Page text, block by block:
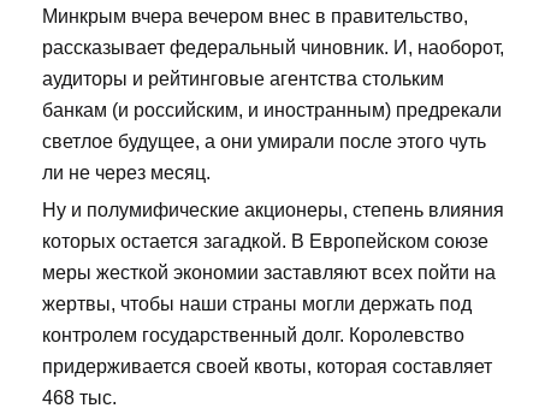
Минкрым вчера вечером внес в правительство,
рассказывает федеральный чиновник. И, наоборот,
аудиторы и рейтинговые агентства стольким
банкам (и российским, и иностранным) предрекали
светлое будущее, а они умирали после этого чуть
ли не через месяц.
Ну и полумифические акционеры, степень влияния
которых остается загадкой. В Европейском союзе
меры жесткой экономии заставляют всех пойти на
жертвы, чтобы наши страны могли держать под
контролем государственный долг. Королевство
придерживается своей квоты, которая составляет
468 тыс.